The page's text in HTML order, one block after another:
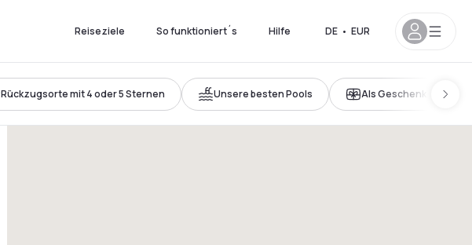
Reiseziele So funktioniert´s Hilfe DE • EUR
Rückzugsorte mit 4 oder 5 Sternen Unsere besten Pools Als Geschenk kaufen